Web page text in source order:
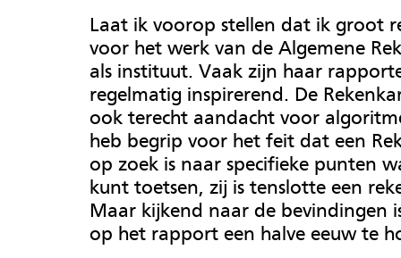
Laat ik voorop stellen dat ik groot
voor het werk van de Algemene
als instituut. Vaak zijn haar
regelmatig inspirerend. De
ook terecht aandacht voor
heb begrip voor het feit dat een
op zoek is naar specifieke punten
kunt toetsen, zij is tenslotte een
Maar kijkend naar de bevindingen
op het rapport een halve eeuw te